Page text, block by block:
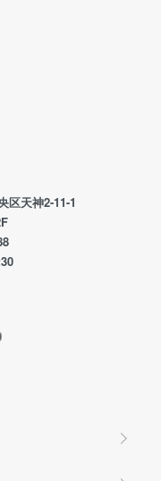
区天神2-11-1